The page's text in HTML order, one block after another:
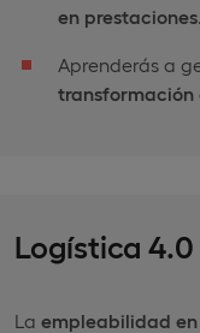
en prestaciones
Aprenderás a
transformación
Logística
La empleabilidad